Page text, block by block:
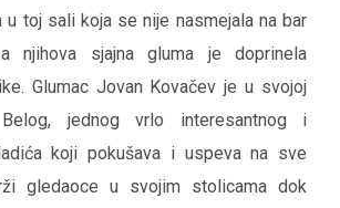
u toj sali koja se nije nasmejala na bar
njihova sjajna gluma je doprinela
Glumac Jovan Kovačev je u svojoj
jednog vrlo interesantnog i
koji pokušava i uspeva na sve
gledaoce u svojim stolicama dok